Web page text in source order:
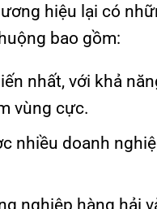
hiệu lại có
bao gồm:
nhất, với khả
vùng cực.
nhiều doanh
nghiệp hàng hải